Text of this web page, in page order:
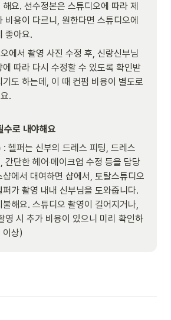
요. 선수정본은 스튜디오에 따라 제
비용이 다르니, 원한다면 스튜디오에
좋아요.
에서 촬영 사진 수정 후, 신랑신부님
에 따라 다시 수정할 수 있도록 확인받
도 하는데, 이 때 컨펌 비용이 별도로
수로 내야해요
: 헬퍼는 신부의 드레스 피팅, 드레스
간단한 헤어‧메이크업 수정 등을 담당
에서 대여하면 샵에서, 토탈스튜디오
가 촬영 내내 신부님을 도와줍니다.
해요. 스튜디오 촬영이 길어지거나,
영 시 추가 비용이 있으니 미리 확인하
이상)